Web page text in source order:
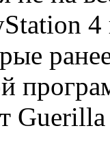
Guerilla